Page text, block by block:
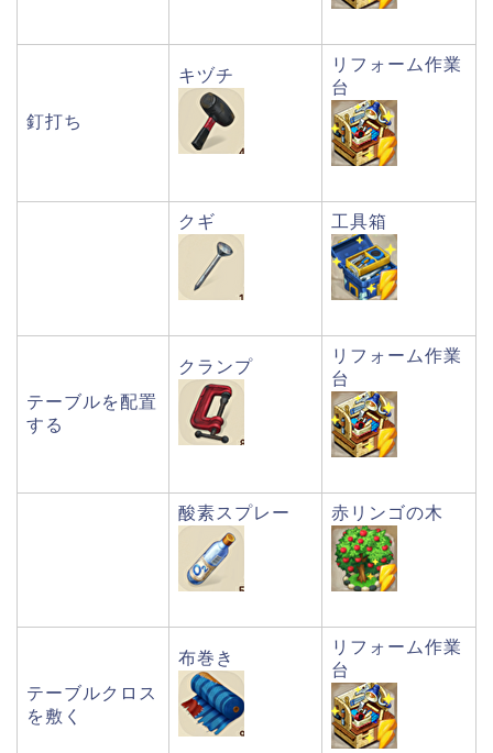
釘打ち
キヅチ
リフォーム作業
台
クギ 工具箱
テーブルを配置
する
クランプ
リフォーム作業
台
酸素スプレー 赤リンゴの木
テーブルクロス
を敷く
布巻き
リフォーム作業
台